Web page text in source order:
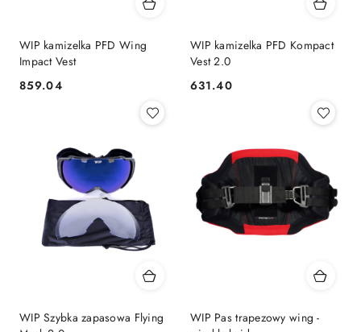
WIP kamizelka PFD Wing
Impact Vest
Cena:
859.04
WIP kamizelka PFD Kompact
Vest 2.0
Cena:
631.40
WIP Szybka zapasowa Flying
WIP Pas trapezowy wing -